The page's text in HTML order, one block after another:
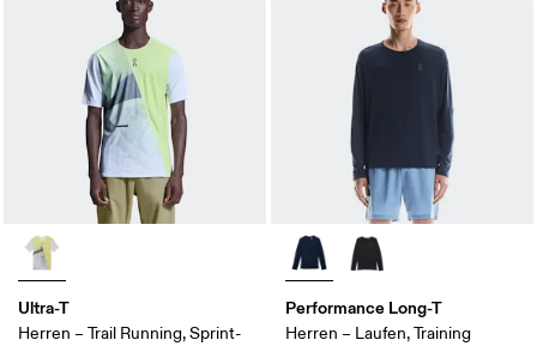
Ultra-T
Herren – Trail Running, Sprint-
Performance Long-T
Herren – Laufen, Training